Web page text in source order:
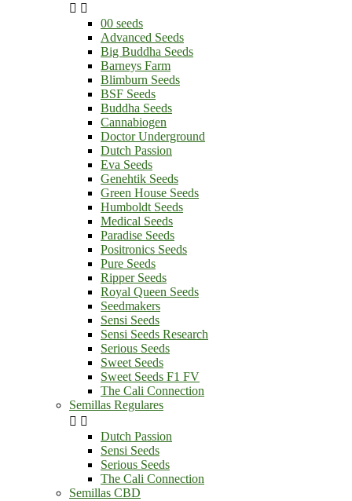
 
00 seeds
Advanced Seeds
Big Buddha Seeds
Barneys Farm
Blimburn Seeds
BSF Seeds
Buddha Seeds
Cannabiogen
Doctor Underground
Dutch Passion
Eva Seeds
Genehtik Seeds
Green House Seeds
Humboldt Seeds
Medical Seeds
Paradise Seeds
Positronics Seeds
Pure Seeds
Ripper Seeds
Royal Queen Seeds
Seedmakers
Sensi Seeds
Sensi Seeds Research
Serious Seeds
Sweet Seeds
Sweet Seeds F1 FV
The Cali Connection
Semillas Regulares
 
Dutch Passion
Sensi Seeds
Serious Seeds
The Cali Connection
Semillas CBD